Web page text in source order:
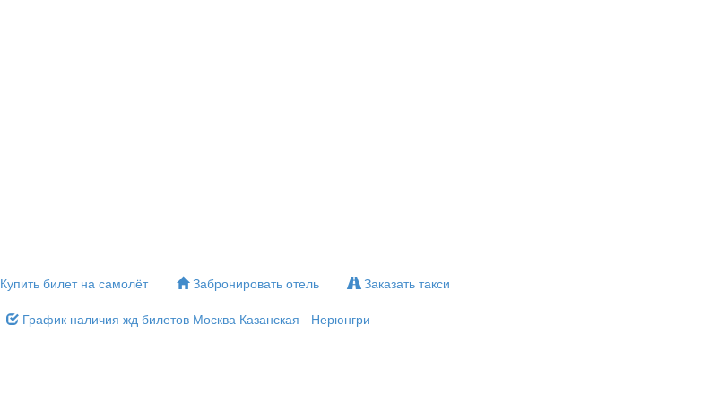
Купить билет на самолёт Забронировать отель
Заказать такси
График наличия жд билетов Москва Казанская - Нерюнгри